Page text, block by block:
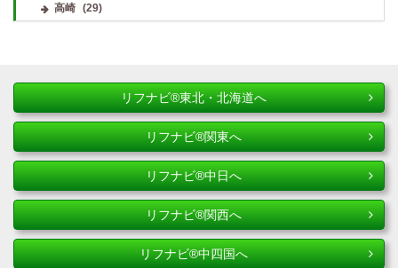
高崎
(29)
リフナビ®東北・北海道へ
リフナビ®関東へ
リフナビ®中日へ
リフナビ®関西へ
リフナビ®中四国へ